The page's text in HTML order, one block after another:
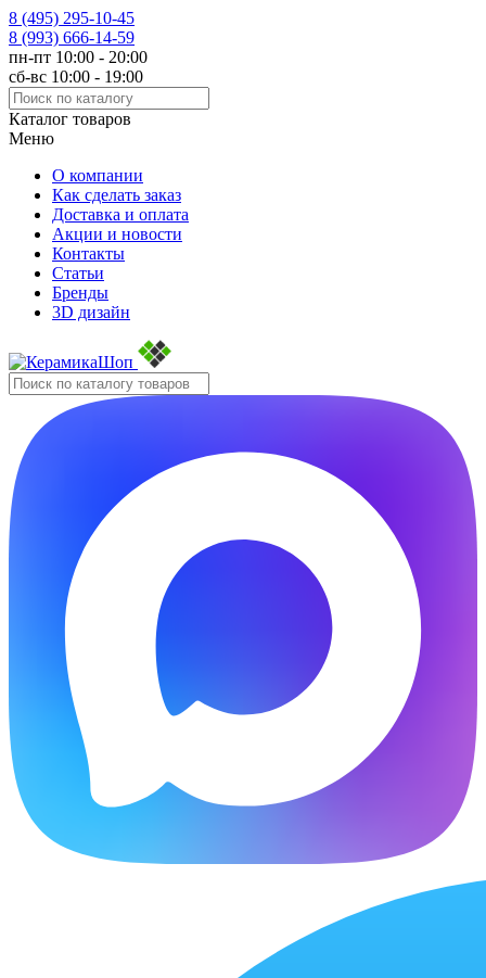
8 (495) 295-10-45
8 (993) 666-14-59
пн-пт 10:00 - 20:00
сб-вс 10:00 - 19:00
Каталог товаров
Меню
О компании
Как сделать заказ
Доставка и оплата
Акции и новости
Контакты
Статьи
Бренды
3D дизайн